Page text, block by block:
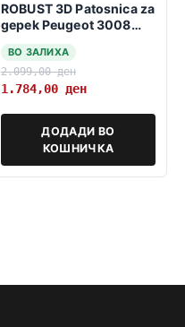
ROBUST 3D Patosnica za
gepek Peugeot 3008
ВО ЗАЛИХА
2.099,00ден
1.784,00 ден
ДОДАДИ ВО
КОШНИЧКА